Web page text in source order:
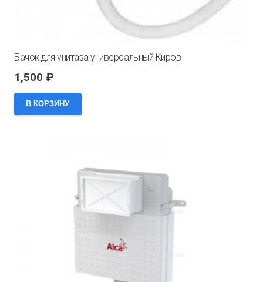
Бачок для унитаза универсальный Киров
1,500 ₽
В КОРЗИНУ